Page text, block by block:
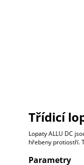
Třídicí
Lopaty ALLU DC
hřebeny protiostří.
Parametry